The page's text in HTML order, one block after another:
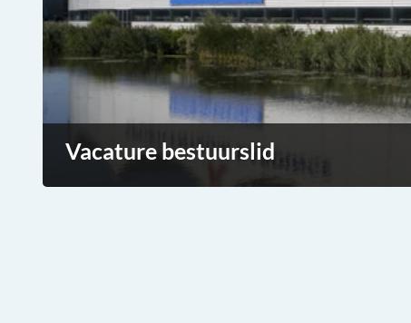
Vacature bestuurslid